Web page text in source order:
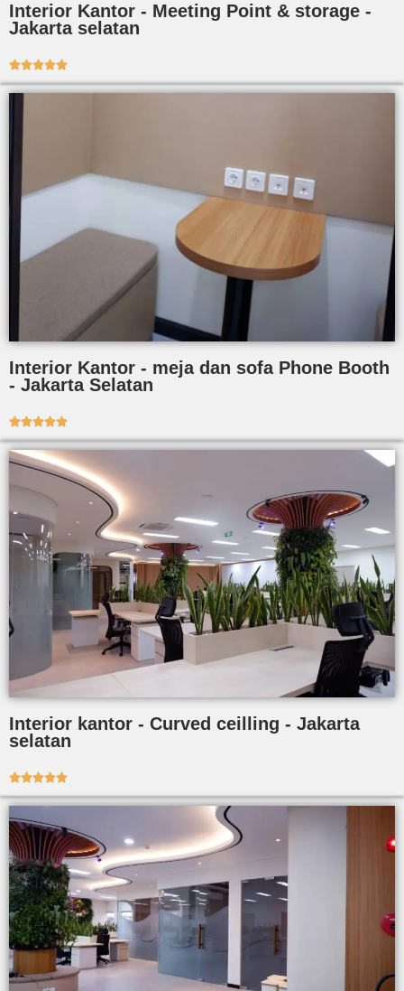
Interior Kantor - Meeting Point & storage -
Jakarta selatan

Interior Kantor - meja dan sofa Phone Booth
- Jakarta Selatan

Interior kantor - Curved ceilling - Jakarta
selatan
